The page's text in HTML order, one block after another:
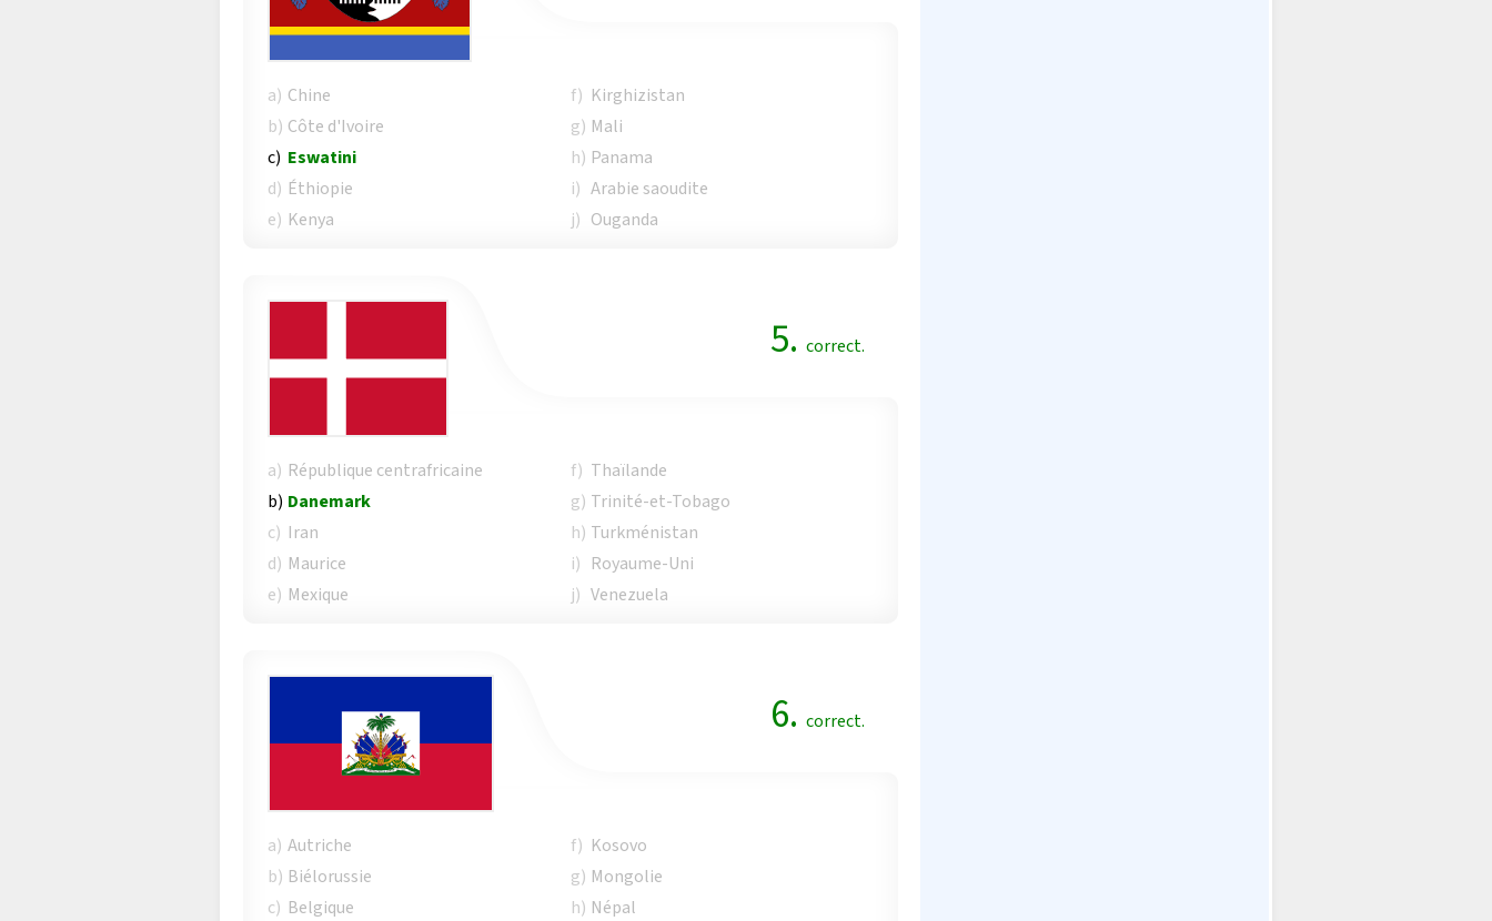
a) Chine
b) Côte d'Ivoire
c) Eswatini
d) Éthiopie
e) Kenya
f) Kirghizistan
g) Mali
h) Panama
i) Arabie saoudite
j) Ouganda
5. correct.
a) République centrafricaine
b) Danemark
c) Iran
d) Maurice
e) Mexique
f) Thaïlande
g) Trinité-et-Tobago
h) Turkménistan
i) Royaume-Uni
j) Venezuela
6. correct.
a) Autriche
b) Biélorussie
c) Belgique
f) Kosovo
g) Mongolie
h) Népal